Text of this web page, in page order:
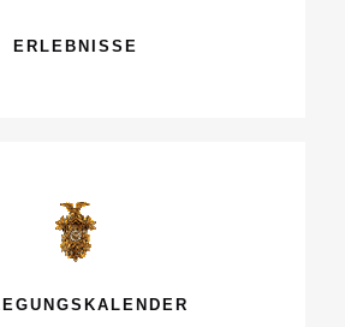
ERLEBNISSE